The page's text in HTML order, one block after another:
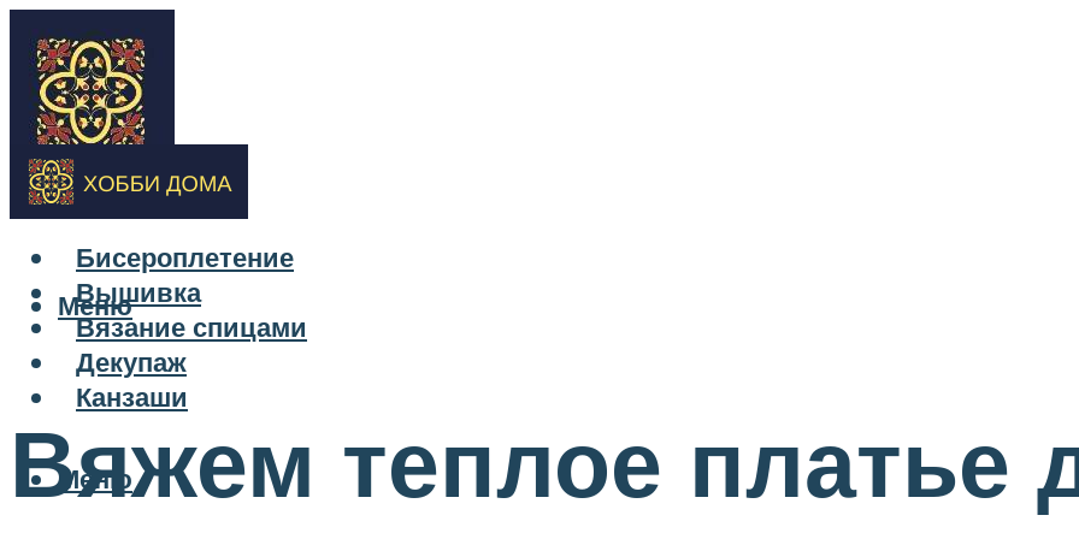
Бисероплетение
Вышивка
Вязание спицами
Декупаж
Канзаши
Меню
Меню
Вяжем теплое платье